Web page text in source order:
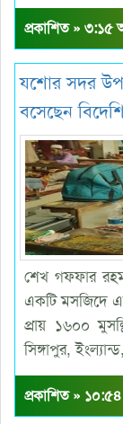
প্রকাশিত » ৩:১৫
যশোর সদর
বসেছেন
শেখ গফ্ফার
একটি মসজিদে
প্রায় ১৬০০
সিঙ্গাপুর,
প্রকাশিত »